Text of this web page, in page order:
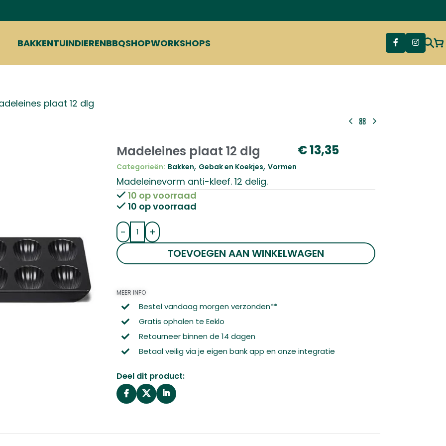
BAKKENTUINDIERENBBQSHOPWORKSHOPS
plaat 12 dlg
Madeleines plaat 12 dlg €13,35
Categorieën: Bakken, Gebak en Koekjes, Vormen
Madeleinevorm anti-kleef. 12 delig.
10 op voorraad
10 op voorraad
-
+
TOEVOEGEN AAN WINKELWAGEN
MEER INFO
Bestel vandaag morgen verzonden**
Gratis ophalen te Eeklo
Retourneer binnen de 14 dagen
Betaal veilig via je eigen bank app en onze integratie
Deel dit product: